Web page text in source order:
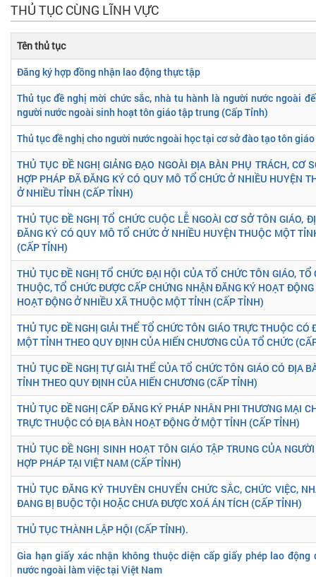
THỦ TỤC CÙNG LĨNH VỰC
Tên thủ tục
Đăng ký hợp đồng nhận lao động thực tập
Thủ tục đề nghị mời chức sắc, nhà tu hành là người nước ngoài
người nước ngoài sinh hoạt tôn giáo tập trung (Cấp Tỉnh)
Thủ tục đề nghị cho người nước ngoài học tại cơ sở đào tạo tôn
THỦ TỤC ĐỀ NGHỊ GIẢNG ĐẠO NGOÀI ĐỊA BÀN PHỤ TRÁCH, CƠ
HỢP PHÁP ĐÃ ĐĂNG KÝ CÓ QUY MÔ TỔ CHỨC Ở NHIỀU HUYỆN
Ở NHIỀU TỈNH (CẤP TỈNH)
THỦ TỤC ĐỀ NGHỊ TỔ CHỨC CUỘC LỄ NGOÀI CƠ SỞ TÔN GIÁO,
ĐĂNG KÝ CÓ QUY MÔ TỔ CHỨC Ở NHIỀU HUYỆN THUỘC MỘT
(CẤP TỈNH)
THỦ TỤC ĐỀ NGHỊ TỔ CHỨC ĐẠI HỘI CỦA TỔ CHỨC TÔN GIÁO, TỔ
THUỘC, TỔ CHỨC ĐƯỢC CẤP CHỨNG NHẬN ĐĂNG KÝ HOẠT
HOẠT ĐỘNG Ở NHIỀU XÃ THUỘC MỘT TỈNH (CẤP TỈNH)
THỦ TỤC ĐỀ NGHỊ GIẢI THỂ TỔ CHỨC TÔN GIÁO TRỰC THUỘC
MỘT TỈNH THEO QUY ĐỊNH CỦA HIẾN CHƯƠNG CỦA TỔ CHỨC
THỦ TỤC ĐỀ NGHỊ TỰ GIẢI THỂ CỦA TỔ CHỨC TÔN GIÁO CÓ ĐỊA
TỈNH THEO QUY ĐỊNH CỦA HIẾN CHƯƠNG (CẤP TỈNH)
THỦ TỤC ĐỀ NGHỊ CẤP ĐĂNG KÝ PHÁP NHÂN PHI THƯƠNG MẠI
TRỰC THUỘC CÓ ĐỊA BÀN HOẠT ĐỘNG Ở MỘT TỈNH (CẤP TỈNH)
THỦ TỤC ĐỀ NGHỊ SINH HOẠT TÔN GIÁO TẬP TRUNG CỦA
HỢP PHÁP TẠI VIỆT NAM (CẤP TỈNH)
THỦ TỤC ĐĂNG KÝ THUYÊN CHUYỂN CHỨC SẮC, CHỨC VIỆC,
ĐANG BỊ BUỘC TỘI HOẶC CHƯA ĐƯỢC XOÁ ÁN TÍCH (CẤP TỈNH)
THỦ TỤC THÀNH LẬP HỘI (CẤP TỈNH).
Gia hạn giấy xác nhận không thuộc diện cấp giấy phép lao
nước ngoài làm việc tại Việt Nam